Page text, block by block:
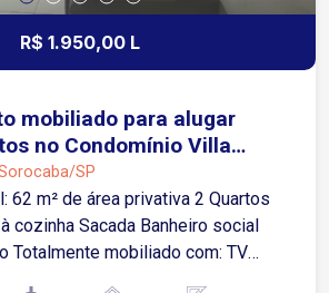
R$ 1.950,00 L
mobiliado para alugar
no Condomínio Villa
SP
62 m² de área privativa 2 Quartos
cozinha Sacada Banheiro social
TV